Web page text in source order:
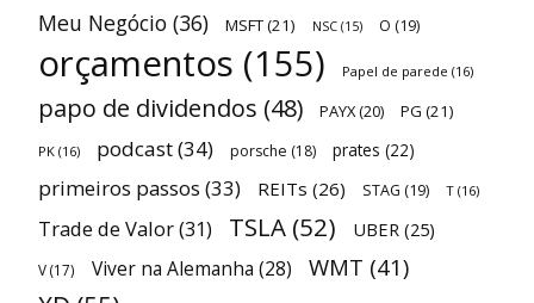
Meu Negócio (36) MSFT(21) NSC (15) O (19)
orçamentos (155) Papel de parede (16)
papo de dividendos (48) PAYX(20) PG (21)
PK (16) podcast(34) porsche (18) prates (22)
primeiros passos (33) REITs (26) STAG (19) T (16)
Trade de Valor(31) TSLA (52) UBER (25)
V(17) Viver na Alemanha (28) WMT (41)